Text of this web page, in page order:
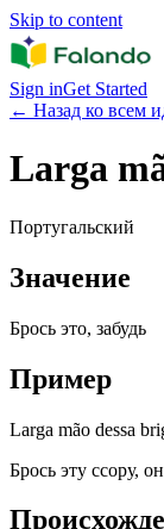
Skip to content
Sign inGet Started
← Назад ко всем
Larga
Португальский
Значение
Брось это, забудь
Пример
Larga mão dessa
Брось эту ссору,